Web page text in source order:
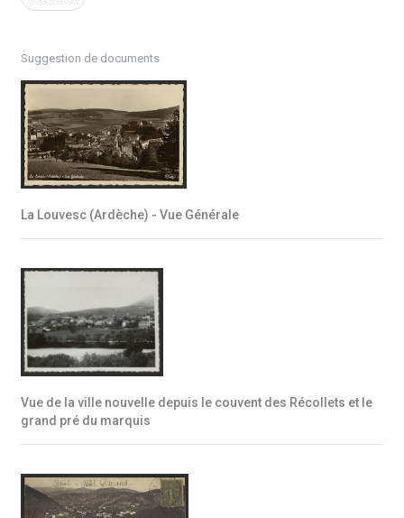
Suggestion de documents
La Louvesc (Ardèche) - Vue Générale
Vue de la ville nouvelle depuis le couvent des Récollets et le
grand pré du marquis